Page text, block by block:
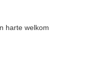
harte welkom